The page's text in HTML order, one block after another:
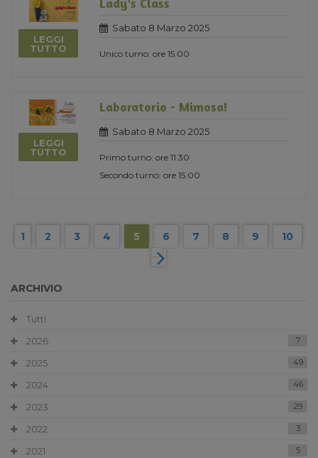
LEGGI
TUTTO
Sabato 8 Marzo 2025
Unico turno: ore 15.00
LEGGI
TUTTO
Laboratorio - Mimosa!
Sabato 8 Marzo 2025
Primo turno: ore 11.30
Secondo turno: ore 15.00
1 2 3 4 5 6 7 8 9 10
ARCHIVIO
Tutti
2026
7
2025 49
2024 46
2023 29
2022 3
2021 5